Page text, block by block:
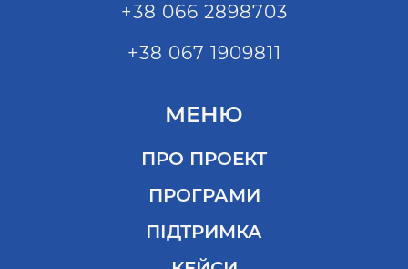
+38 066 2898703
+38 067 1909811
МЕНЮ
ПРО ПРОЕКТ
ПРОГРАМИ
ПІДТРИМКА